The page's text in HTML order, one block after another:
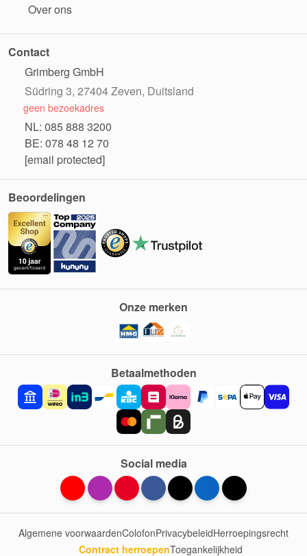
Over ons
Contact
Grimberg GmbH
Südring 3, 27404 Zeven, Duitsland
geen bezoekadres
NL: 085 888 3200
BE: 078 48 12 70
[email protected]
Beoordelingen
Betaalmethoden
Onze merken
Social media
Algemene voorwaardenColofonPrivacybeleidHerroepingsrecht
Contract herroepenToegankelijkheid